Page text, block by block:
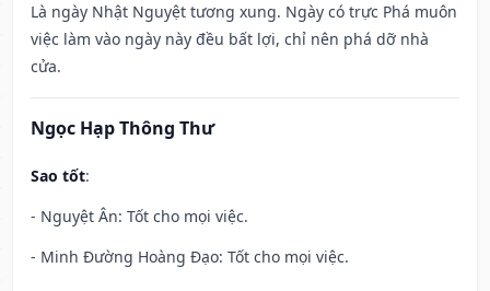
Là ngày Nhật Nguyệt tương xung. Ngày có trực Phá muôn
việc làm vào ngày này đều bất lợi, chỉ nên phá dỡ nhà
cửa.
Ngọc Hạp Thông Thư
Sao tốt:
- Nguyệt Ân: Tốt cho mọi việc.
- Minh Đường Hoàng Đạo: Tốt cho mọi việc.